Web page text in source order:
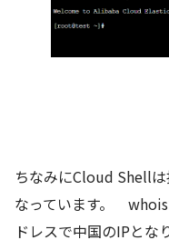
ちなみにCloud Shell
なっています。
ドレスで中国のIPと